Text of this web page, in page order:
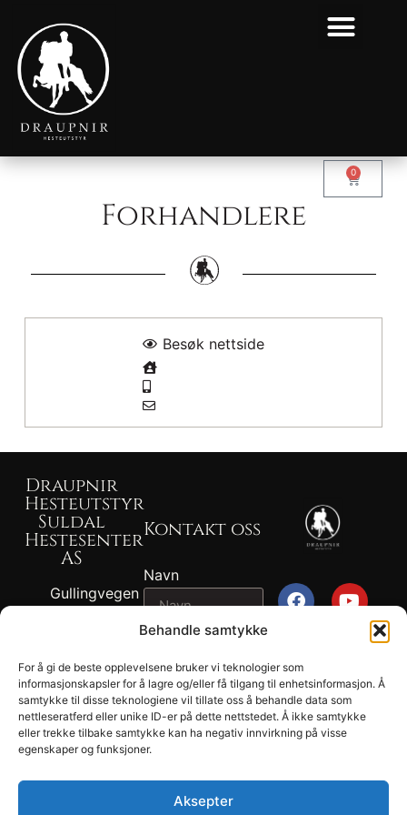
Behandle samtykke
For å gi de beste opplevelsene bruker vi teknologier som
informasjonskapsler for å lagre og/eller få tilgang til enhetsinformasjon. Å
samtykke til disse teknologiene vil tillate oss å behandle data som
nettleseratferd eller unike ID-er på dette nettstedet. Å ikke samtykke
eller trekke tilbake samtykke kan ha negativ innvirkning på visse
egenskaper og funksjoner.
Aksepter
0
Forhandlere
Besøk nettside
Draupnir
Hesteutstyr
Suldal
Hestesenter
AS
Gullingvegen
917 82 767 -
John
Ragnvald
Ness
902 04 694 -
Tonje Lund
2026
Draupnir® -
Suldal
AS.
Kontakt oss
Navn
Epost
Melding